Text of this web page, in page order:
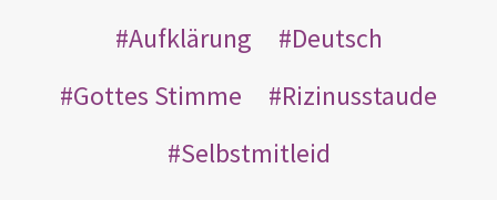
Aufklärung
Deutsch
Gottes Stimme
Rizinusstaude
Selbstmitleid